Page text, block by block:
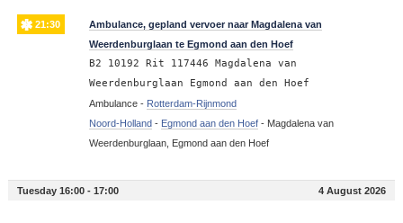
21:30
Ambulance, gepland vervoer naar Magdalena van
Weerdenburglaan te Egmond aan den Hoef
B2 10192 Rit 117446 Magdalena van
Weerdenburglaan Egmond aan den Hoef
Ambulance - Rotterdam-Rijnmond
Noord-Holland - Egmond aan den Hoef- Magdalena van
Weerdenburglaan, Egmond aan den Hoef
Tuesday 16:00 - 17:00 4 August 2026